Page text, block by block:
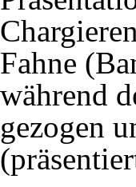
Fahne
während
gezogen